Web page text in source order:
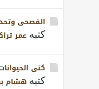
الفصحى
كتبه عمر
كنى
كتبه هشام